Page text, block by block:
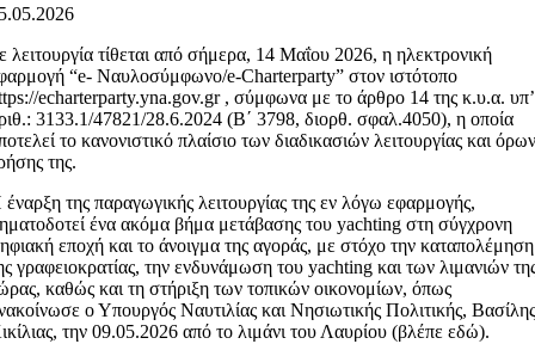
λειτουργία τίθεται από σήμερα, 14 Μαΐου 2026, η ηλεκτρονική
“e- Ναυλοσύμφωνο/e-Charterparty” στον ιστότοπο
echarterparty.yna.gov.gr , σύμφωνα με το άρθρο 14 της κ.υ.α. υπ’
3133.1/47821/28.6.2024 (Β΄ 3798, διορθ. σφαλ.4050), η οποία
το κανονιστικό πλαίσιο των διαδικασιών λειτουργίας και
της.
της παραγωγικής λειτουργίας της εν λόγω εφαρμογής,
ένα ακόμα βήμα μετάβασης του yachting στη σύγχρονη
εποχή και το άνοιγμα της αγοράς, με στόχο την καταπολέμηση
γραφειοκρατίας, την ενδυνάμωση του yachting και των λιμανιών
καθώς και τη στήριξη των τοπικών οικονομίων, όπως
ο Υπουργός Ναυτιλίας και Νησιωτικής Πολιτικής,
την 09.05.2026 από το λιμάνι του Λαυρίου (βλέπε εδώ).